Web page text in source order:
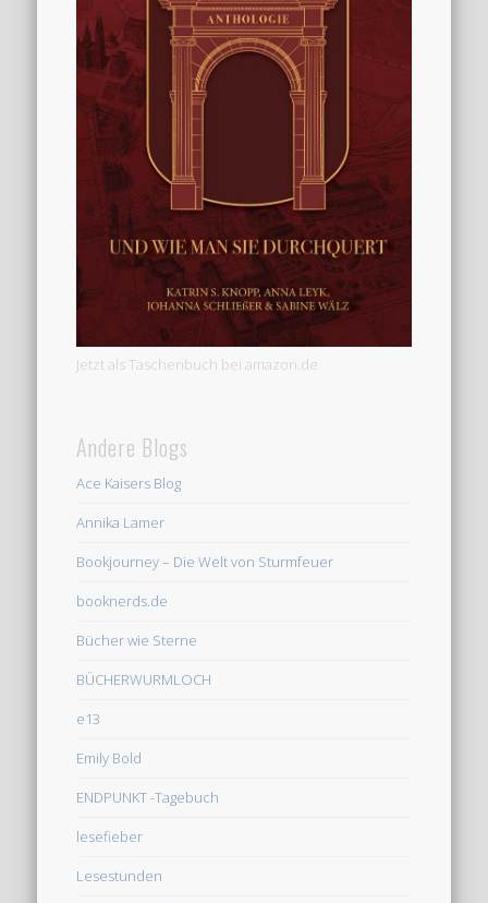
Jetzt als Taschenbuch bei amazon.de
Andere Blogs
Ace Kaisers Blog
Annika Lamer
Bookjourney – Die Welt von Sturmfeuer
booknerds.de
Bücher wie Sterne
BÜCHERWURMLOCH
e13
Emily Bold
ENDPUNKT -Tagebuch
lesefieber
Lesestunden